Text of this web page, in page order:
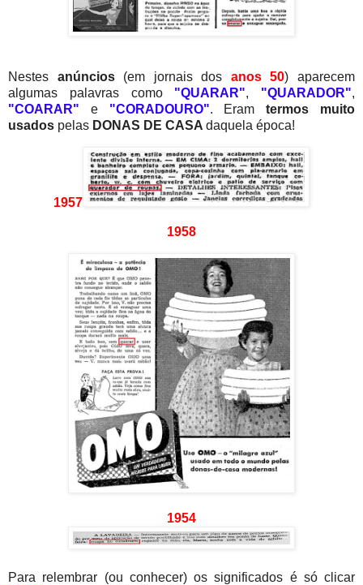
Nestes anúncios(em jornais dos anos 50) aparecem
algumas palavras como "QUARAR", "QUARADOR",
"COARAR" e "CORADOURO". Eramtermos muito
usados pelas DONAS DE CASA daquela época!
1957
1958
1954
Para relembrar (ou conhecer) os significados é só clicar